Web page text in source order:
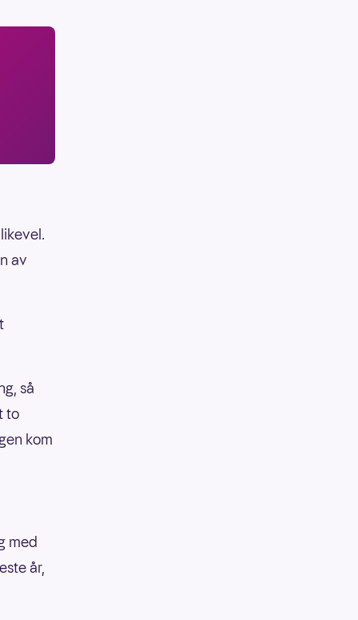
av
så
to
kom
med
år,